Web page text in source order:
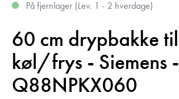
På fjernlager (Lev. 1 - 2 hverdage)
60 cm drypbakke til
køl/frys - Siemens -
Q88NPKX060